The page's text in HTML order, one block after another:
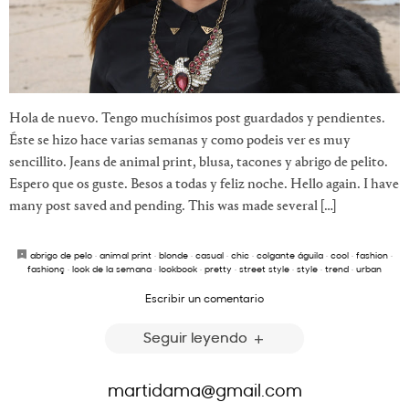
Hola de nuevo. Tengo muchísimos post guardados y pendientes.
Éste se hizo hace varias semanas y como podeis ver es muy
sencillito. Jeans de animal print, blusa, tacones y abrigo de pelito.
Espero que os guste. Besos a todas y feliz noche. Hello again. I have
many post saved and pending. This was made several […]
abrigo de pelo · animal print · blonde · casual · chic · colgante águila · cool · fashion ·
fashionç · look de la semana · lookbook · pretty · street style · style · trend · urban
Escribir un comentario
Seguir leyendo
martidama@gmail.com